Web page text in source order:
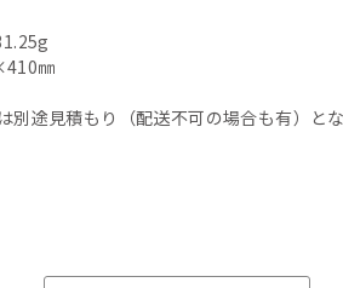
㎜
途見積もり（配送不可の場合も有）と